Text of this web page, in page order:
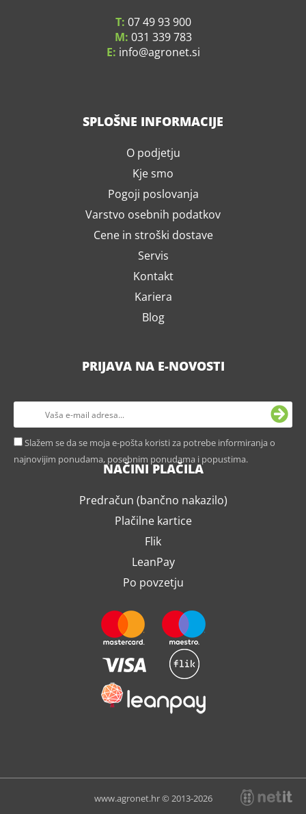
T: 07 49 93 900
M: 031 339 783
E: info agronet.si
SPLOŠNE INFORMACIJE
O podjetju
Kje smo
Pogoji poslovanja
Varstvo osebnih podatkov
Cene in stroški dostave
Servis
Kontakt
Kariera
Blog
PRIJAVA NA E-NOVOSTI
Slažem se da se moja e-pošta koristi za potrebe informiranja o
najnovijim ponudama, posebnim ponudama i popustima.
NAČINI PLAČILA
Predračun (bančno nakazilo)
Plačilne kartice
Flik
LeanPay
Po povzetju
www.agronet.hr © 2013-2026